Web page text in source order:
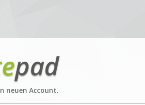
neuen Account.